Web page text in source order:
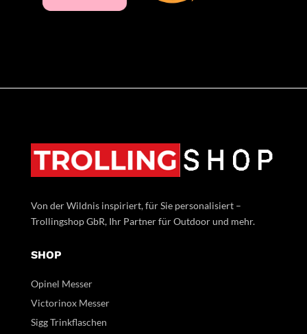
Von der Wildnis inspiriert, für Sie personalisiert –
Trollingshop GbR, Ihr Partner für Outdoor und mehr.
SHOP
Opinel Messer
Victorinox Messer
Sigg Trinkflaschen